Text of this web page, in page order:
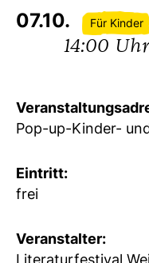
07.10. Für Kinder
14:00
Pop-up-Kinder-
Eintritt:
frei
Veranstalter:
Literaturfestival